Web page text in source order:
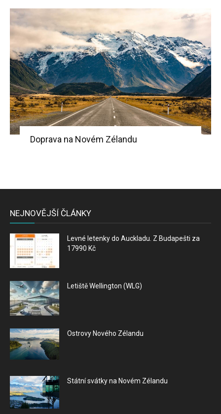
Doprava na Novém Zélandu
NEJNOVĚJŠÍ ČLÁNKY
Levné letenky do Auckladu. Z Budapešti za
17990 Kč
Letiště Wellington (WLG)
Ostrovy Nového Zélandu
Státní svátky na Novém Zélandu